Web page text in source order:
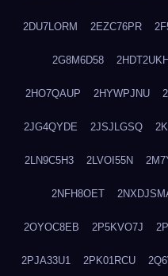
2DU7LORM 2EZC76PR
2G8M6D58
2HO7QAUP 2HYWPJNU
2JG4QYDE 2JSJLGSQ
2LN9C5H3 2LVOI55N
2NFH8OET
2OYOC8EB 2P5KVO7J
2PJA33U1 2PK01RCU